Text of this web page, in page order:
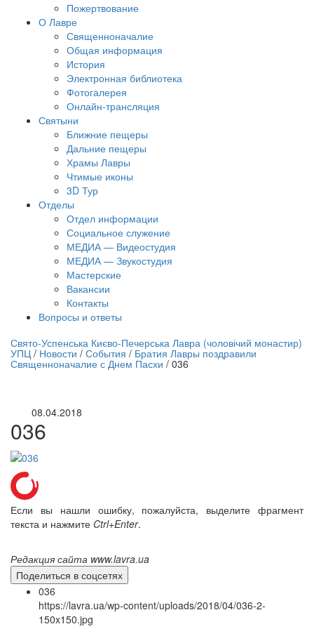
Пожертвование
О Лавре
Священноначалие
Общая информация
История
Электронная библиотека
Фотогалерея
Онлайн-трансляция
Святыни
Ближние пещеры
Дальние пещеры
Храмы Лавры
Чтимые иконы
3D Тур
Отделы
Отдел информации
Социальное служение
МЕДИА — Видеостудия
МЕДИА — Звукостудия
Мастерские
Вакансии
Контакты
Вопросы и ответы
трансляция | 12 сентября
трансляции
Свято-Успенська Києво-Печерська Лавра (чоловічий монастир)
УПЦ / Новости / События / Братия Лавры поздравили
Священноначалие с Днем Пасхи / 036
08.04.2018
036
Если вы нашли ошибку, пожалуйста, выделите фрагмент
текста и нажмите Ctrl+Enter.
Редакция сайта www.lavra.ua
Поделиться в соцсетях
036
https://lavra.ua/wp-content/uploads/2018/04/036-2-
150x150.jpg